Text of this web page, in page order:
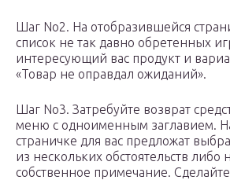
Шаг No2. На отобразившейся
список не так давно обретенных
интересующий вас продукт и
«Товар не оправдал ожиданий».
Шаг No3. Затребуйте возврат
меню с одноименным заглавием.
страничке для вас предложат
из нескольких обстоятельств либо
собственное примечание. Сделайте